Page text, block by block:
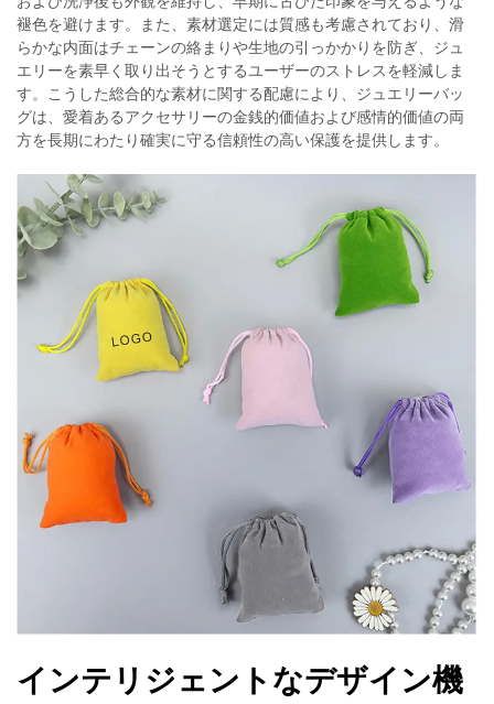
褪色を避けます。また、素材選定には質感も考慮されており、滑
らかな内面はチェーンの絡まりや生地の引っかかりを防ぎ、ジュ
エリーを素早く取り出そうとするユーザーのストレスを軽減しま
す。こうした総合的な素材に関する配慮により、ジュエリーバッ
グは、愛着あるアクセサリーの金銭的価値および感情的価値の両
方を長期にわたり確実に守る信頼性の高い保護を提供します。
インテリジェントなデザイン機